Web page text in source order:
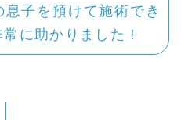
息子を預けて施術でき
に助かりました！